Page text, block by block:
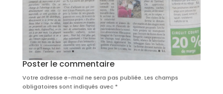
Poster le commentaire
Votre adresse e-mail ne sera pas publiée. Les champs
obligatoires sont indiqués avec *